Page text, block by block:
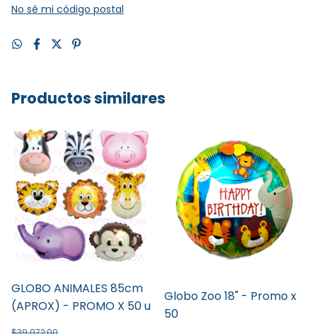
No sé mi código postal
Productos similares
GLOBO ANIMALES 85cm
(APROX) - PROMO X 50 u
Globo Zoo 18" - Promo x
50